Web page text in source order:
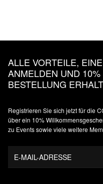
ALLE VORTEILE,
ANMELDEN UND
BESTELLUNG
Registrieren Sie sich jetzt für die
über ein 10%
zu Events sowie viele weitere
E-MAIL-ADRESSE